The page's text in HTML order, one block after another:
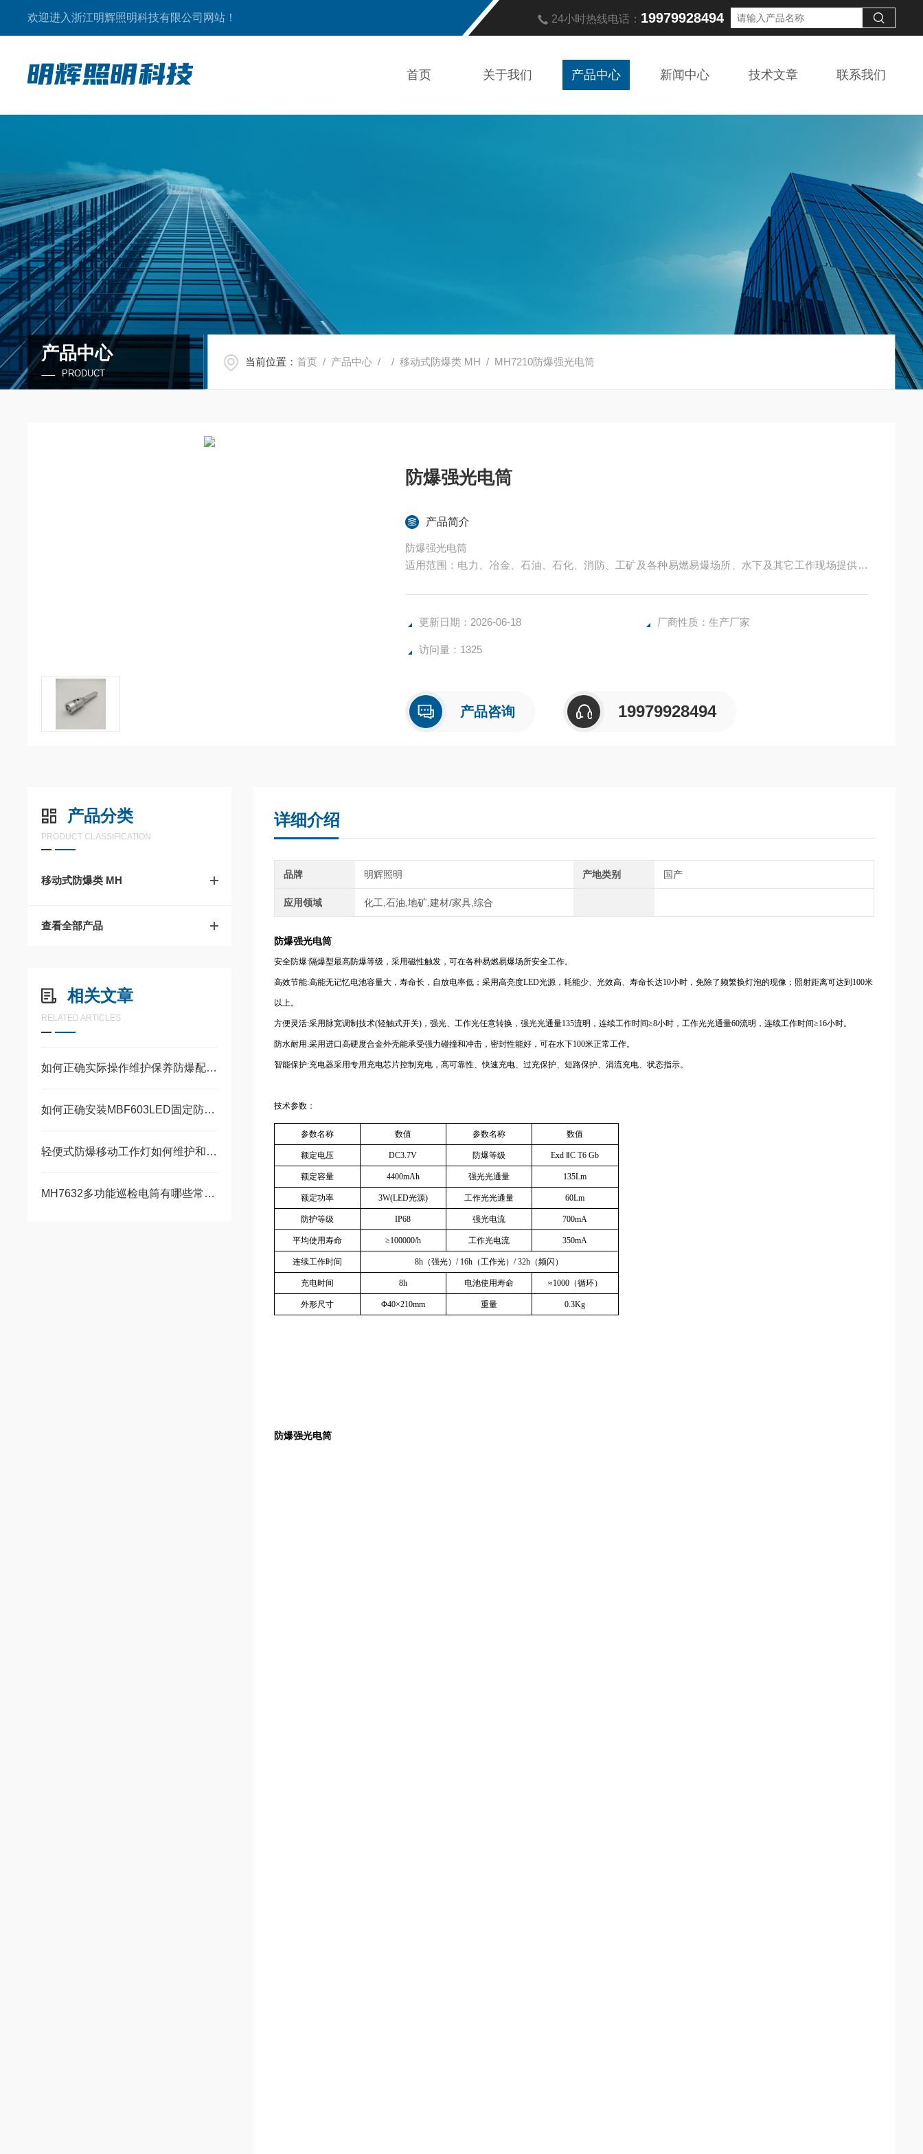
欢迎进入浙江明辉照明科技有限公司网站！ 24小时热线电话： 19979928494
首页 关于我们 产品中心 新闻中心 技术文章 联系我们
产品中心
PRODUCT
当前位置：首页 / 产品中心 / /移动式防爆类 MH / MH7210防爆强光电筒
防爆强光电筒
产品简介
防爆强光电筒
适用范围：电力、冶金、石油、石化、消防、工矿及各种易燃易爆场所、水下及其它工作现场提供移
更新日期：2026-06-18 厂商性质：生产厂家
访问量：1325
产品咨询 19979928494
产品分类
PRODUCT CLASSIFICATION
移动式防爆类 MH
查看全部产品
相关文章
RELATED ARTICLES
如何正确实际操作维护保养防爆配电箱
如何正确安装MBF603LED固定防爆灯以确保其防爆性能？
轻便式防爆移动工作灯如何维护和保养？
MH7632多功能巡检电筒有哪些常见的功能？
详细介绍
品牌 明辉照明 产地类别 国产
应用领域 化工,石油,地矿,建材/家具,综合
防爆强光电筒
安全防爆:隔爆型最高防爆等级，采用磁性触发，可在各种易燃易爆场所安全工作。
高效节能:高能无记忆电池容量大，寿命长，自放电率低；采用高亮度LED光源，耗能少、光效高、寿命长达10小时，免除了频繁换灯泡的现像；照射距离可达到 100米
以上。
方便灵活:采用脉宽调制技术(轻触式开关)，强光、工作光任意转换， 强光光通量135流明 ，连续工作时间≥8小时，工作光光通量60流明，连续工作时间≥16小时。
防水耐用 :采用进口高硬度合金外壳能承受强力碰撞和冲击，密封性能好，可在水下100米正常工作。
智能保护:充电器采用专用充电芯片控制充电，高可靠性、快速充电、过充保护、短路保护、涓流充电、状态指示。
技术参数：
参数名称 数值 参数名称 数值
额定电压 DC3.7V 防爆等级 Exd ⅡC T6 Gb
额定容量 4400mAh 强光光通量 135Lm
额定功率 3W(LED光源) 工作光光通量 60Lm
防护等级 IP68 强光电流 700mA
平均使用寿命 ≥100000/h 工作光电流 350mA
连续工作时间 8h （强光）/ 16h （工作光）/ 32h （频闪）
充电时间 8h 电池使用寿命 ≈1000（循环）
外形尺寸 Φ40×210mm 重量 0.3Kg
防爆强光电筒